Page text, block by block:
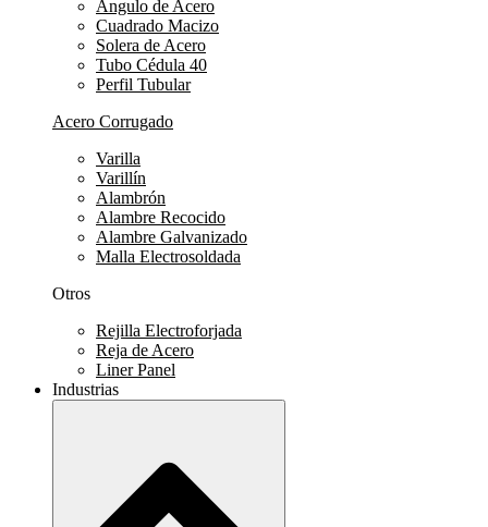
Ángulo de Acero
Cuadrado Macizo
Solera de Acero
Tubo Cédula 40
Perfil Tubular
Acero Corrugado
Varilla
Varillín
Alambrón
Alambre Recocido
Alambre Galvanizado
Malla Electrosoldada
Otros
Rejilla Electroforjada
Reja de Acero
Liner Panel
Industrias